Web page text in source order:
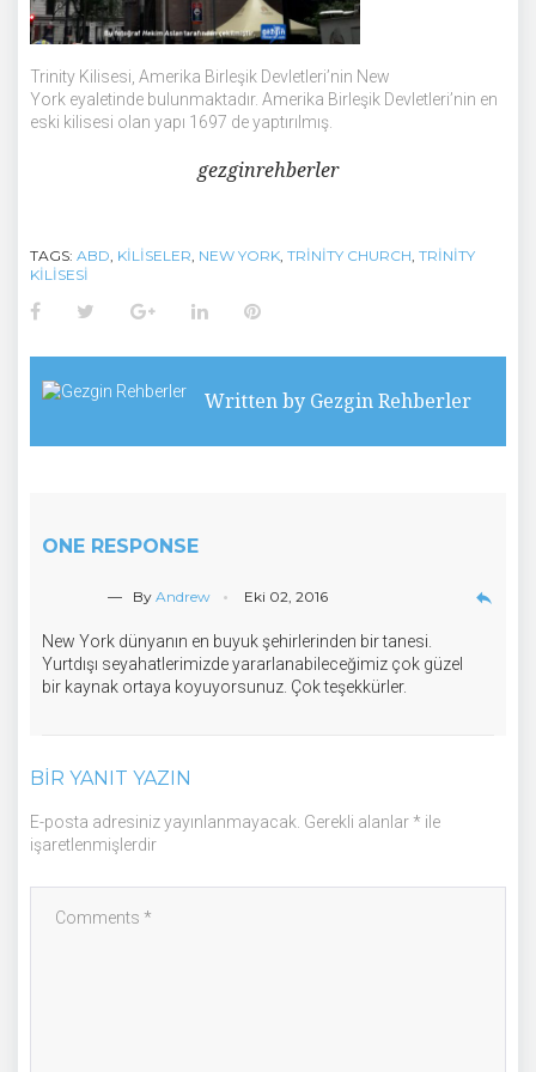
Trinity Kilisesi, Amerika Birleşik Devletleri’nin New
York eyaletinde bulunmaktadır. Amerika Birleşik Devletleri’nin en
eski kilisesi olan yapı 1697 de yaptırılmış.
gezginrehberler
TAGS: ABD, KILISELER, NEW YORK, TRINITY CHURCH, TRINITY
KILISESI
FacebookTwitterGoogle+LinkedInPinterest
Written by Gezgin Rehberler
ONE RESPONSE
— By Andrew Eki 02, 2016
New York dünyanın en buyuk şehirlerinden bir tanesi.
Yurtdışı seyahatlerimizde yararlanabileceğimiz çok güzel
bir kaynak ortaya koyuyorsunuz. Çok teşekkürler.
reply
BIR YANIT YAZIN
E-posta adresiniz yayınlanmayacak. Gerekli alanlar * ile
işaretlenmişlerdir